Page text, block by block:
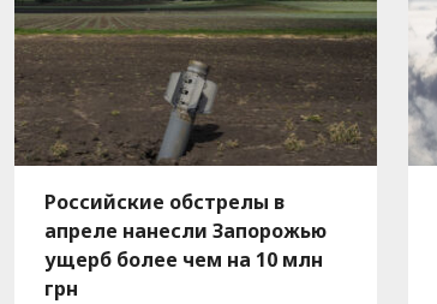
Российские обстрелы в
апреле нанесли Запорожью
ущерб более чем на 10 млн
грн